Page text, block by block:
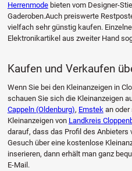
Herrenmodebieten vom Designer-
Gaderoben.Auch preiswerte
vielfach sehr günstig kaufen.
Elektronikartikel aus zweiter Hand
Kaufen und Verkaufen
Wenn Sie bei den Kleinanzeigen in
schauen Sie sich die Kleinanzeigen
Cappeln (Oldenburg), Emstekan oder
Kleinanzeigen von Landkreis
darauf, dass das Profil des Anbieters
Gesuch über eine kostenlose
inserieren, dann erhält man ganz
E-Mail.